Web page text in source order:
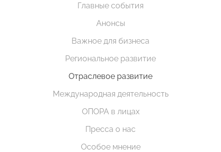
Главные события
Анонсы
Важное для бизнеса
Региональное развитие
Отраслевое развитие
Международная деятельность
ОПОРА в лицах
Пресса о нас
Особое мнение